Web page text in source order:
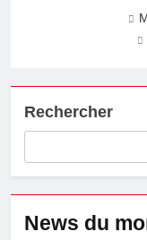
Rechercher
News du